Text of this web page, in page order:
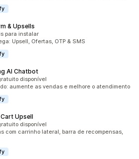
& Upsells
todo
para instalar
Upsell, Ofertas, OTP & SMS
AI Chatbot
disponível
aumente as vendas e melhore o atendimento
Upsell
disponível
com carrinho lateral, barra de recompensas,